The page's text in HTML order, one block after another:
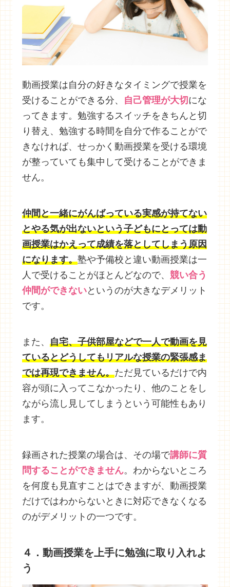
動画授業は自分の好きなタイミングで授業を
受けることができる分、 自己管理が大切 にな
ってきます。勉強するスイッチをきちんと切
り替え、勉強する時間を自分で作ることがで
きなければ、せっかく動画授業を受ける環境
が整っていても集中して受けることができま
せん。
仲間と一緒にがんばっている実感が持てない
とやる気が出ないという子どもにとっては動
画授業はかえって成績を落としてしまう原因
になります。塾や予備校と違い動画授業は一
人で受けることがほとんどなので、 競い合う
仲間ができないというのが大きなデメリット
です。
また、 自宅、子供部屋などで一人で動画を見
ているとどうしてもリアルな授業の緊張感ま
では再現できません。ただ見ているだけで内
容が頭に入ってこなかったり、他のことをし
ながら流し見してしまうという可能性もあり
ます。
録画された授業の場合は、その場で講師に質
問することができません。わからないところ
を何度も見直すことはできますが、動画授業
だけではわからないときに対応できなくなる
のがデメリットの一つです。
４．動画授業を上手に勉強に取り入れよ
う